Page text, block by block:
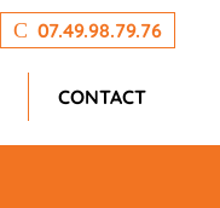
07.49.98.79.76
CONTACT